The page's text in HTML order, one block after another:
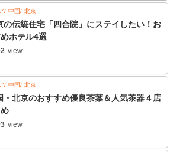
中国 北京
の伝統住宅「四合院」にステイしたい！お
ホテル4選
view
中国 北京
・北京のおすすめ優良茶葉＆人気茶器４店
view